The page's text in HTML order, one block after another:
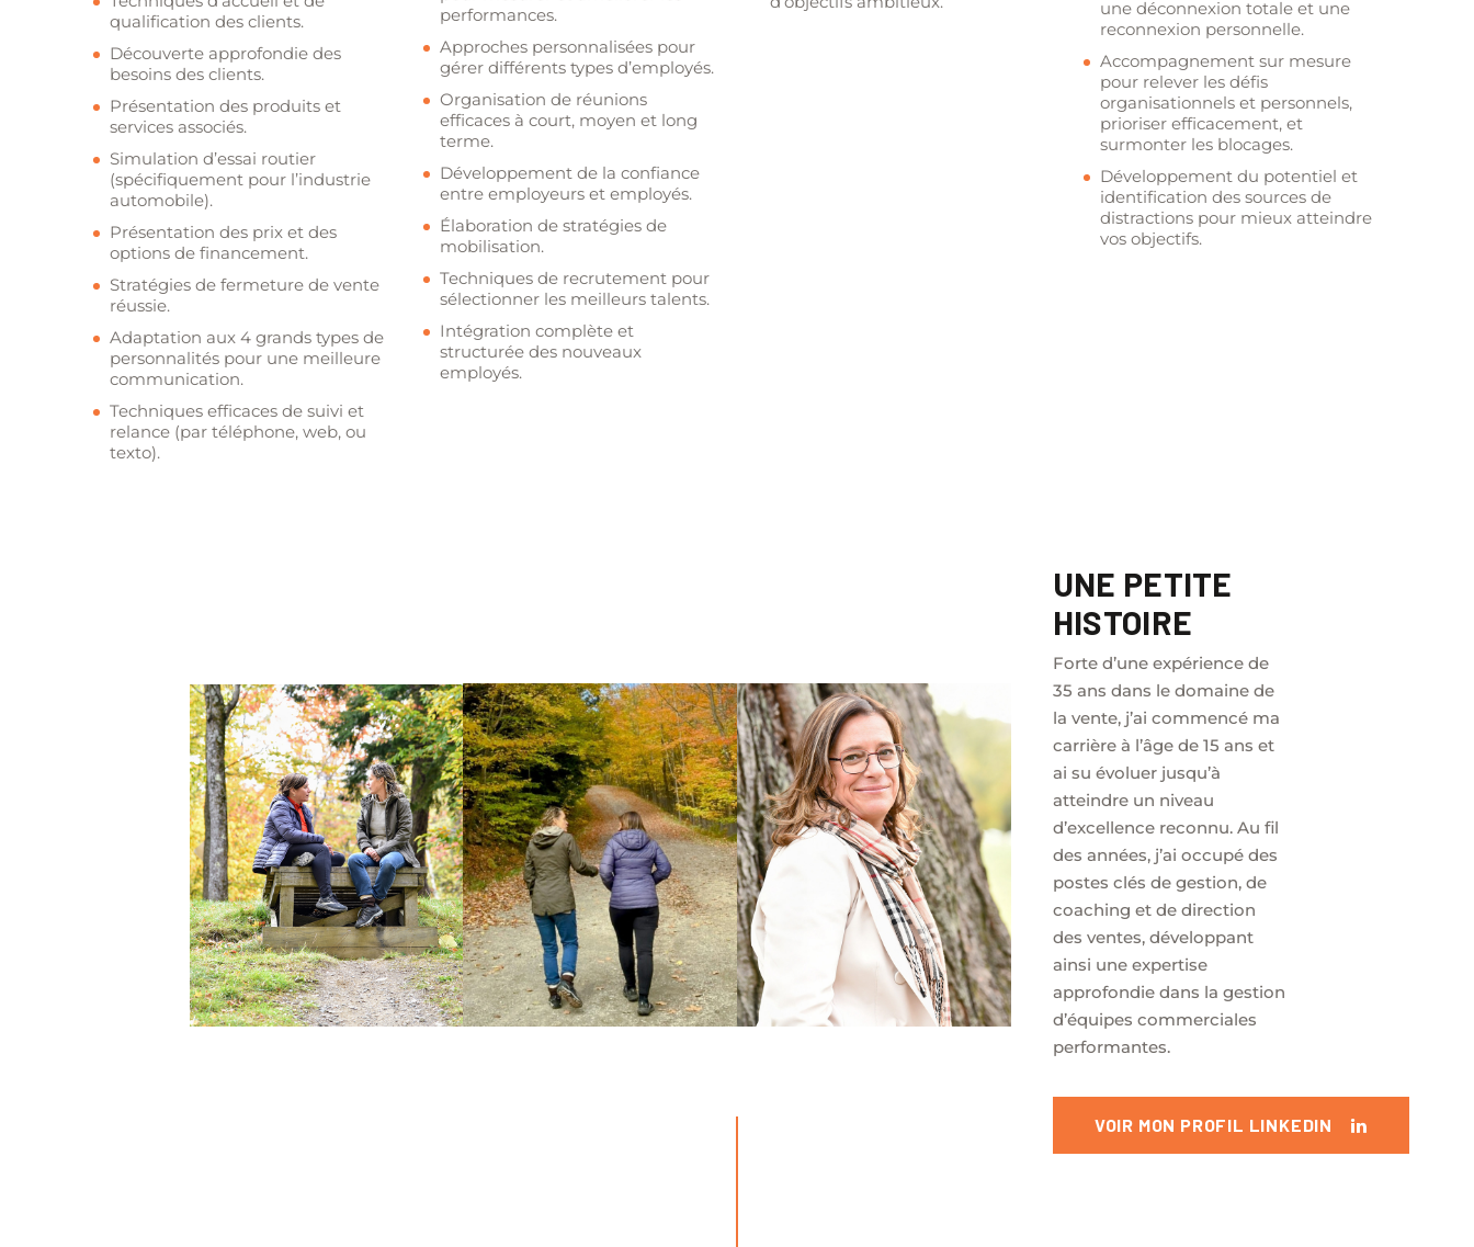
qualification des clients.
Découverte approfondie des
besoins des clients.
Présentation des produits et
services associés.
Simulation d’essai routier
(spécifiquement pour l’industrie
automobile).
Présentation des prix et des
options de financement.
Stratégies de fermeture de vente
réussie.
Adaptation aux 4 grands types de
personnalités pour une meilleure
communication.
Techniques efficaces de suivi et
relance (par téléphone, web, ou
texto).
performances.
Approches personnalisées pour
gérer différents types d’employés.
Organisation de réunions
efficaces à court, moyen et long
terme.
Développement de la confiance
entre employeurs et employés.
Élaboration de stratégies de
mobilisation.
Techniques de recrutement pour
sélectionner les meilleurs talents.
Intégration complète et
structurée des nouveaux
employés.
une déconnexion totale et une
reconnexion personnelle.
Accompagnement sur mesure
pour relever les défis
organisationnels et personnels,
prioriser efficacement, et
surmonter les blocages.
Développement du potentiel et
identification des sources de
distractions pour mieux atteindre
vos objectifs.
UNE PETITE
HISTOIRE
Forte d’une expérience de
35 ans dans le domaine de
la vente, j’ai commencé ma
carrière à l’âge de 15 ans et
ai su évoluer jusqu’à
atteindre un niveau
d’excellence reconnu. Au fil
des années, j’ai occupé des
postes clés de gestion, de
coaching et de direction
des ventes, développant
ainsi une expertise
approfondie dans la gestion
d’équipes commerciales
performantes.
VOIR MON PROFIL LINKEDIN